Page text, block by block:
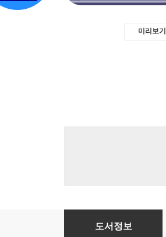
미리보기
피시 이글 호를 구하라
도서정보